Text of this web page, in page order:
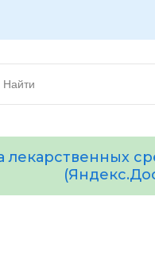
лекарственных